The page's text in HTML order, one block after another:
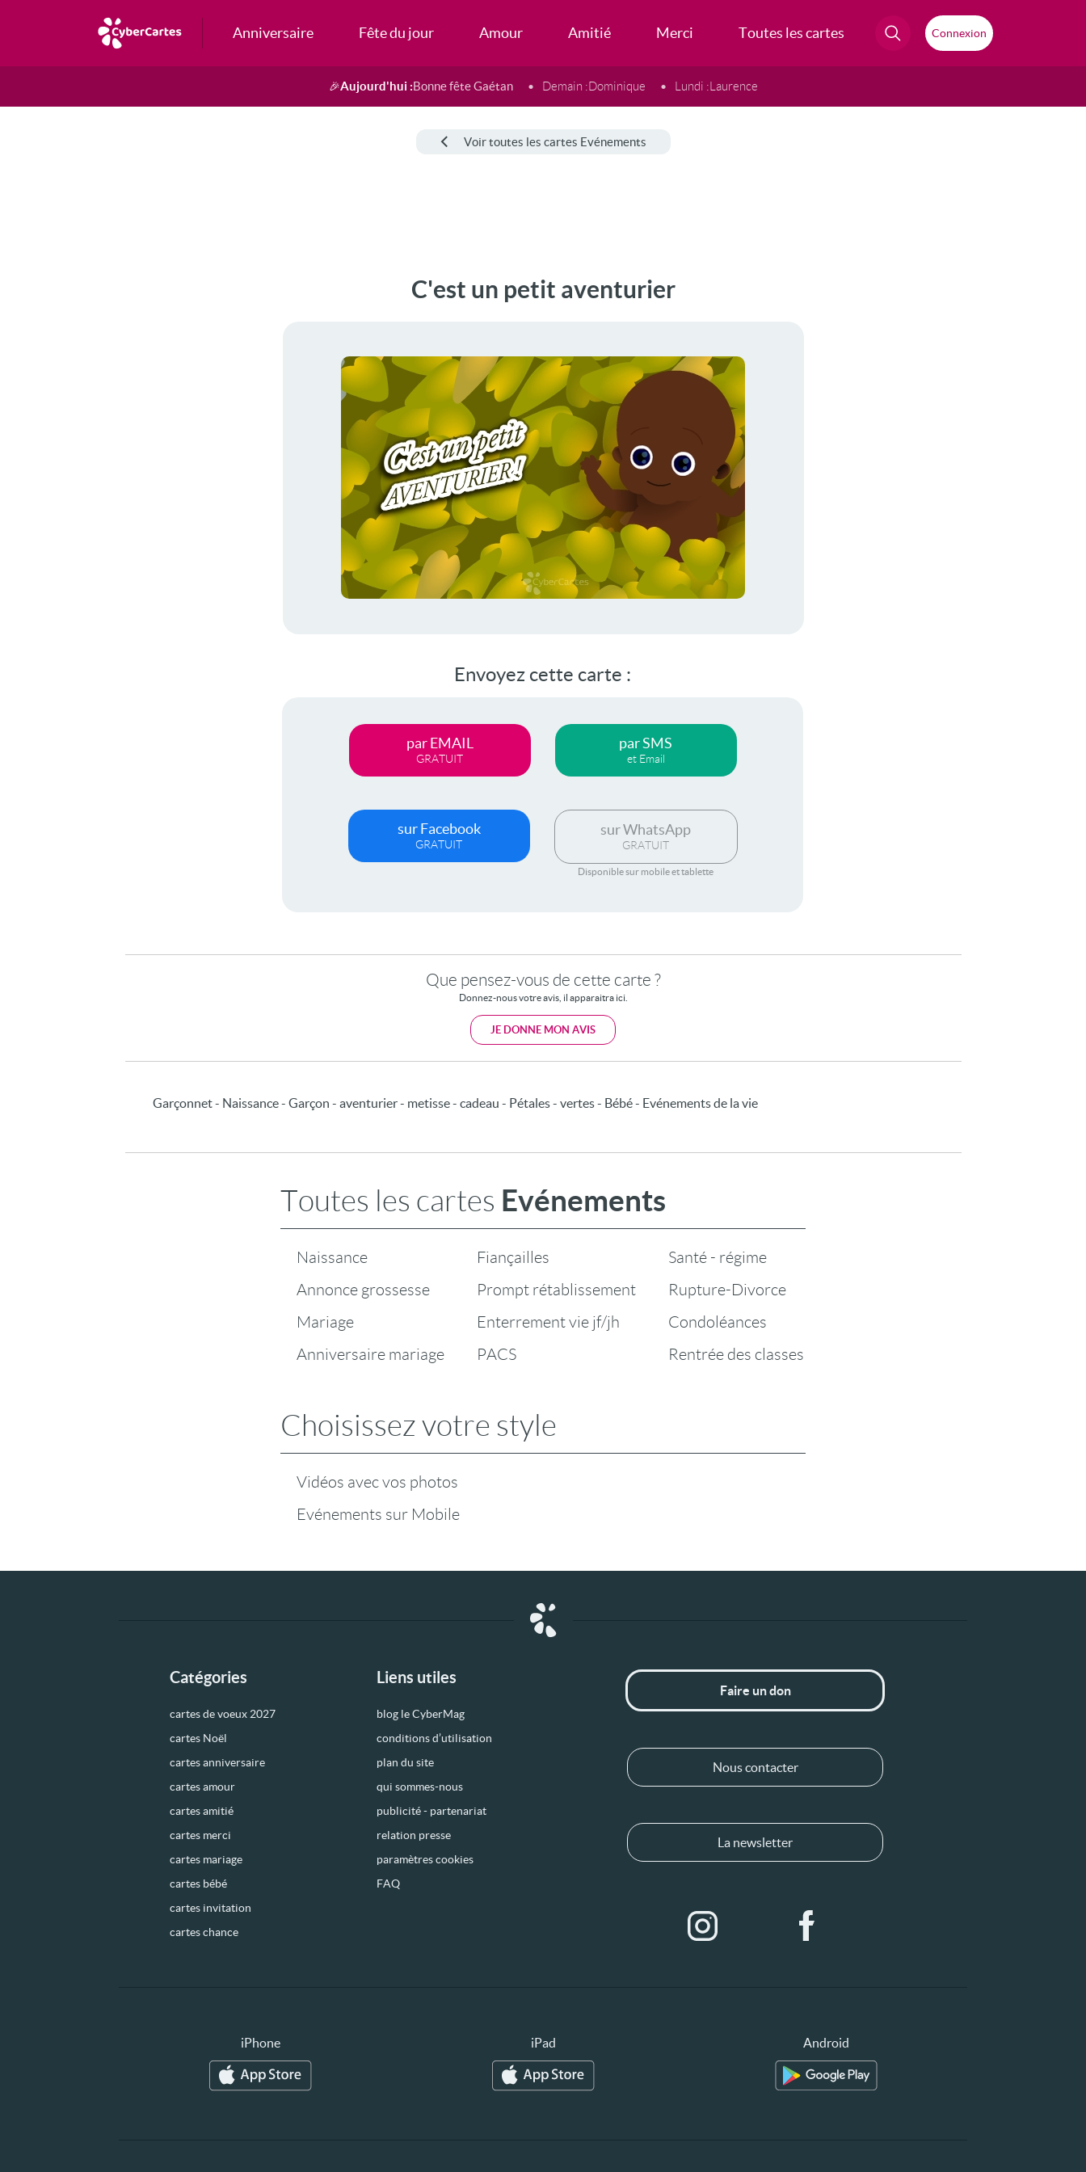
Anniversaire Fête du jour Amour Amitié Merci Toutes les cartes Connexion
🎉Aujourd'hui :Bonne fête Gaétan Demain :Dominique Lundi :Laurence
Voir toutes les cartes Evénements
C'est un petit aventurier
Envoyez cette carte :
par EMAIL
GRATUIT
par SMS
et Email
sur Facebook
GRATUIT
sur WhatsApp
GRATUIT
Disponible sur mobile et tablette
Que pensez-vous de cette carte ?
Donnez-nous votre avis, il apparaitra ici.
JE DONNE MON AVIS
Garçonnet - Naissance - Garçon - aventurier - metisse - cadeau - Pétales - vertes - Bébé - Evénements de la vie
Toutes les cartes Evénements
Naissance
Annonce grossesse
Mariage
Anniversaire mariage
Fiançailles
Prompt rétablissement
Enterrement vie jf/jh
PACS
Santé - régime
Rupture-Divorce
Condoléances
Rentrée des classes
Choisissez votre style
Vidéos avec vos photos
Evénements sur Mobile
Catégories
cartes de voeux 2027
cartes Noël
cartes anniversaire
cartes amour
cartes amitié
cartes merci
cartes mariage
cartes bébé
cartes invitation
cartes chance
Liens utiles
blog le CyberMag
conditions d’utilisation
plan du site
qui sommes-nous
publicité - partenariat
relation presse
paramètres cookies
FAQ
Faire un don
Nous contacter
La newsletter
iPhone iPad Android